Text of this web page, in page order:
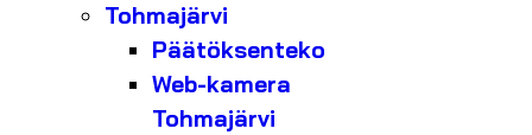
Tohmajärvi
Päätöksenteko
Web-kamera
Tohmajärvi